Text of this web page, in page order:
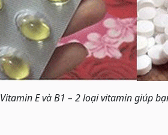
Vitamin E và B1 – 2 loại vitamin giúp